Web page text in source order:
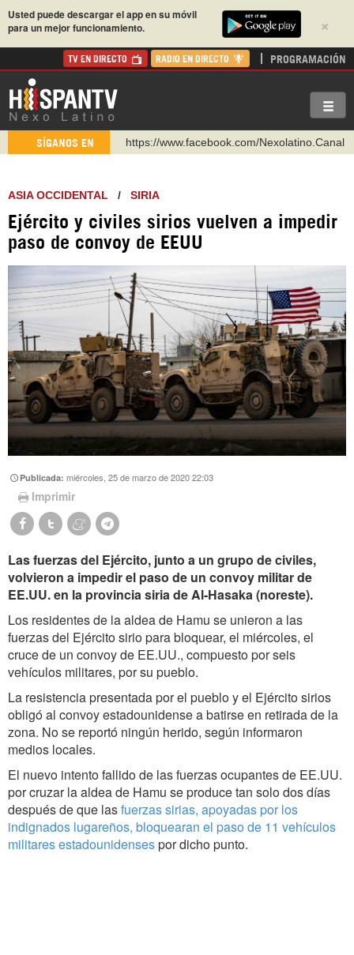
×
Usted puede descargar el app en su móvil
para un mejor funcionamiento.
TV EN DIRECTO RADIO EN DIRECTO PROGRAMACIÓN
SÍGANOS EN
https://www.facebook.com/Nexolatino.Canal
http://twitter.com/nexo_latino
https://t.me/hispantvcanal
https://urmedium.com/c/hispantv
Instagram como: hispan_tv
ASIA OCCIDENTAL / SIRIA
Ejército y civiles sirios vuelven a impedir
paso de convoy de EEUU
Publicada:miércoles, 25 de marzo de 2020 22:03
Imprimir
Las fuerzas del Ejército, junto a un grupo de civiles,
volvieron a impedir el paso de un convoy militar de
EE.UU. en la provincia siria de Al-Hasaka (noreste).
Los residentes de la aldea de Hamu se unieron a las
fuerzas del Ejército sirio para bloquear, el miércoles, el
cruce de un convoy de EE.UU., compuesto por seis
vehículos militares, por su pueblo.
La resistencia presentada por el pueblo y el Ejército sirios
obligó al convoy estadounidense a batirse en retirada de la
zona. No se reportó ningún herido, según informaron
medios locales.
El nuevo intento fallido de las fuerzas ocupantes de EE.UU.
por cruzar la aldea de Hamu se produce tan solo dos días
después de que lasfuerzas sirias, apoyadas por los
indignados lugareños, bloquearan el paso de 11 vehículos
militares estadounidensespor dicho punto.